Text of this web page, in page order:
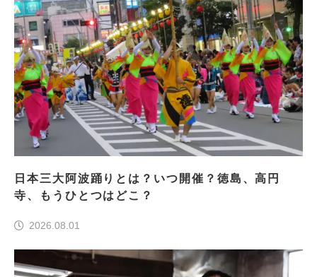
日本三大阿波踊りとは？いつ開催？徳島、高円
寺、もうひとつはどこ？
2026.08.01